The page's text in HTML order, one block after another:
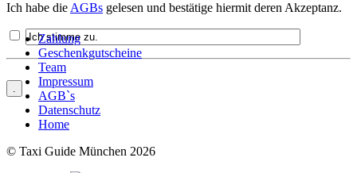
Ich habe dieAGBs gelesen und bestätige hiermit deren Akzeptanz.
Zahlung
Geschenkgutscheine
Team
Impressum
AGB`s
Datenschutz
Home
© Taxi Guide München 2026